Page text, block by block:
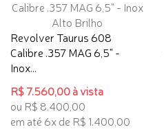
Revolver Taurus 608
Calibre .357 MAG 6,5" -
Inox...
R$ 7.560,00 à vista
ou R$ 8.400,00
em até 6x de R$ 1.400,00